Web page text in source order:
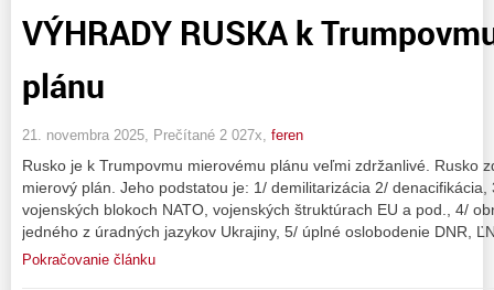
VÝHRADY RUSKA k
plánu
21. novembra 2025, Prečítané 2 027x, feren
Rusko je k Trumpovmu mierovému plánu veľmi zdržanlivé. Rusko
mierový plán. Jeho podstatou je: 1/ demilitarizácia 2/
vojenských blokoch NATO, vojenských štruktúrach EU a pod., 4/
jedného z úradných jazykov Ukrajiny, 5/ úplné oslobodenie DNR,
Pokračovanie článku